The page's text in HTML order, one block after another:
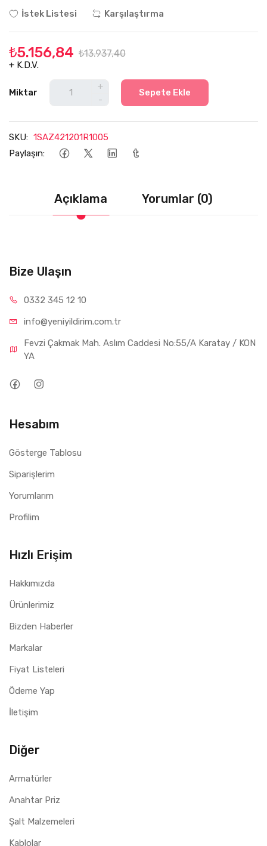
İstek Listesi Karşılaştırma
₺5.156,84 ₺13.937,40
+ K.D.V.
Miktar
+
-
Sepete Ekle
SKU: 1SAZ421201R1005
Paylaşın:
Açıklama Yorumlar (0)
Bize Ulaşın
0332 345 12 10
info@yeniyildirim.com.tr
Fevzi Çakmak Mah. Aslım Caddesi No:55/A Karatay / KON
YA
Hesabım
Gösterge Tablosu
Siparişlerim
Yorumlarım
Profilim
Hızlı Erişim
Hakkımızda
Ürünlerimiz
Bizden Haberler
Markalar
Fiyat Listeleri
Ödeme Yap
İletişim
Diğer
Armatürler
Anahtar Priz
Şalt Malzemeleri
Kablolar